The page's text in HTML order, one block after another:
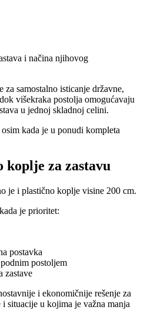
i načina njihovog
samostalno isticanje državne,
višekraka postolja omogućavaju
u jednoj skladnoj celini.
kada je u ponudi kompleta
za zastavu
je i plastično koplje visine 200 cm.
je prioritet:
postavka
postoljem
zastave
i ekonomičnije rešenje za
situacije u kojima je važna manja